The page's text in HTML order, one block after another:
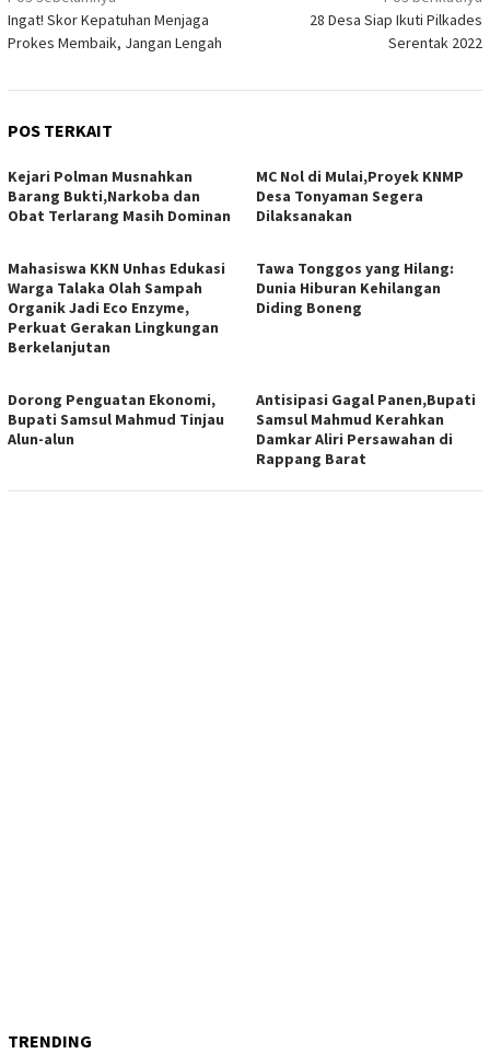
pos
Ingat! Skor Kepatuhan Menjaga
Prokes Membaik, Jangan Lengah
28 Desa Siap Ikuti Pilkades
Serentak 2022
POS TERKAIT
Kejari Polman Musnahkan
Barang Bukti,Narkoba dan
Obat Terlarang Masih Dominan
MC Nol di Mulai,Proyek KNMP
Desa Tonyaman Segera
Dilaksanakan
Mahasiswa KKN Unhas Edukasi
Warga Talaka Olah Sampah
Organik Jadi Eco Enzyme,
Perkuat Gerakan Lingkungan
Berkelanjutan
Tawa Tonggos yang Hilang:
Dunia Hiburan Kehilangan
Diding Boneng
Dorong Penguatan Ekonomi,
Bupati Samsul Mahmud Tinjau
Alun-alun
Antisipasi Gagal Panen,Bupati
Samsul Mahmud Kerahkan
Damkar Aliri Persawahan di
Rappang Barat
TRENDING